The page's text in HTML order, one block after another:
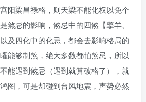
阳梁昌禄格，则天梁不能化权以免个
煞忌的影响，煞忌中的四煞【擎羊、
及四化中的化忌，都会去影响格局的
能够制煞，绝大多数都怕煞忌，所以
能遇到煞忌（遇到就算破格了），就
图，可是却碰到台风地震，声势必然